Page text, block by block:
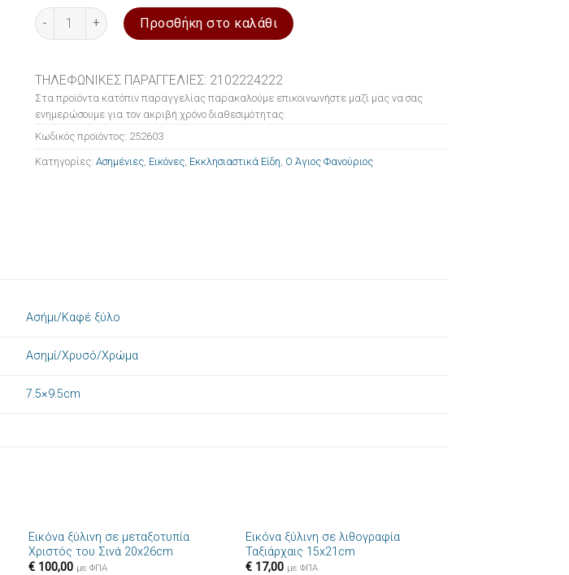
Εικόνα ασημένια Ο Άγιος Φανούριος 7.5x9.5cm ποσότητα
Προσθήκη στο καλάθι
ΤΗΛΕΦΩΝΙΚΕΣ ΠΑΡΑΓΓΕΛΙΕΣ: 2102224222
Στα προϊόντα κατόπιν παραγγελίας παρακαλούμε επικοινωνήστε μαζί μας να σας
ενημερώσουμε για τον ακριβή χρόνο διαθεσιμότητας.
Κωδικός προϊόντος: 252603
Κατηγορίες: Ασημένιες Εικόνες Εκκλησιαστικά Είδη Ο Άγιος Φανούριος
Ασήμι/Καφέ ξύλο
Ασημί/Χρυσό/Χρώμα
7.5×9.5cm
Πρόσθήκη
στην λίστα
Εικόνα ξύλινη σε μεταξοτυπία
Χριστός του Σινά 20x26cm
€ 100,00 με ΦΠΑ
Πρόσθήκη
Εικόνα ξύλινη σε λιθογραφία
Ταξιάρχαις 15x21cm
€17,00 με ΦΠΑ